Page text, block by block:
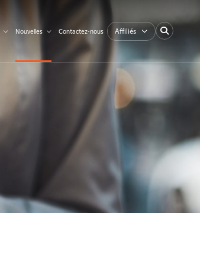
Nouvelles Contactez-nous Affiliés